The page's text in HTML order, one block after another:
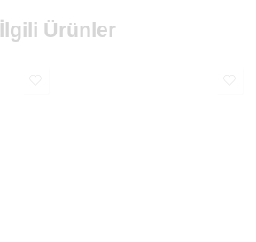
İlgili Ürünler